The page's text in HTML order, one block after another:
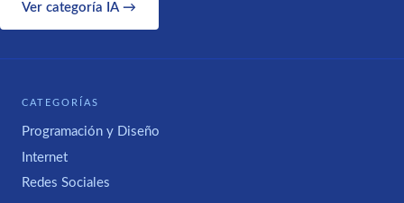
Ver categoría IA →
CATEGORÍAS
Programación y Diseño
Internet
Redes Sociales